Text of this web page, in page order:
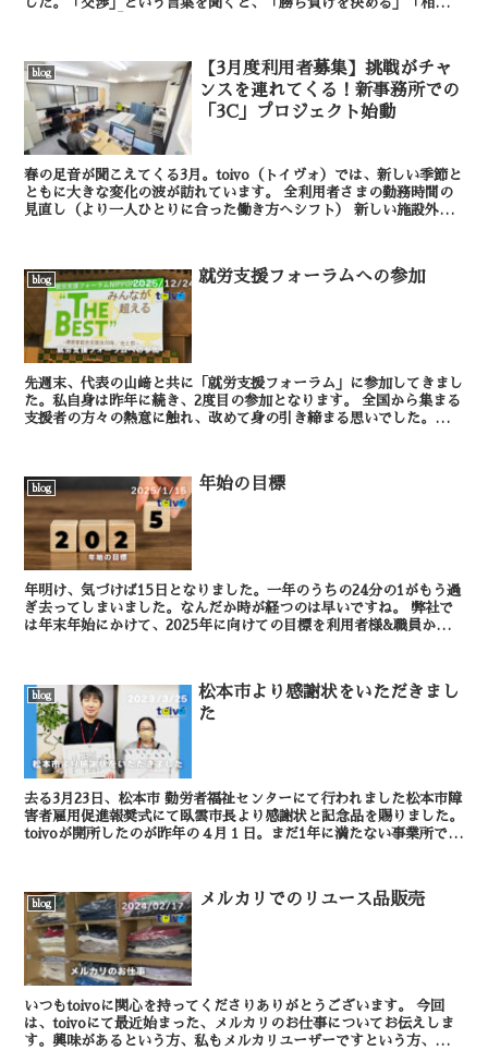
blog
【3月度利用者募集】挑戦がチャ
ンスを連れてくる！新事務所での
「3C」プロジェクト始動
春の足音が聞こえてくる3月。toivo（トイヴォ）では、新しい季節と
ともに大きな変化の波が訪れています。 全利用者さまの勤務時間の
見直し（より一人ひとりに合った働き方へシフト） 新しい施設外就
blog 就労支援フォーラムへの参加
先週末、代表の山﨑と共に「就労支援フォーラム」に参加してきまし
た。私自身は昨年に続き、2度目の参加となります。 全国から集まる
支援者の方々の熱意に触れ、改めて身の引き締まる思いでした。と同
blog 年始の目標
年明け、気づけば15日となりました。一年のうちの24分の1がもう過
ぎ去ってしまいました。なんだか時が経つのは早いですね。 弊社で
は年末年始にかけて、2025年に向けての目標を利用者様&職員から
blog
松本市より感謝状をいただきまし
た
去る3月23日、松本市 勤労者福祉センターにて行われました松本市障
害者雇用促進報奨式にて臥雲市長より感謝状と記念品を賜りました。
toivoが開所したのが昨年の４月１日。まだ1年に満たない事業所です
blog メルカリでのリユース品販売
いつもtoivoに関心を持ってくださりありがとうございます。 今回
は、toivoにて最近始まった、メルカリのお仕事についてお伝えしま
す。興味があるという方、私もメルカリユーザーですという方、ぜひ